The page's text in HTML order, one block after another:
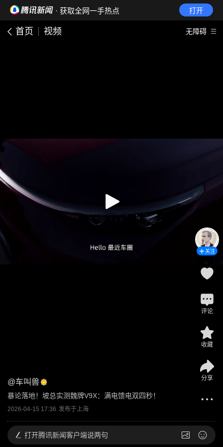
· 获取全网一手热点 打开
首页 视频 无障碍
@车叫兽
暴论落地！坡总实测魏牌V9X：满电馈电双四秒！
2026-04-15 17:36 发布于上海
关注
评论
收藏
分享
打开腾讯新闻客户端说两句